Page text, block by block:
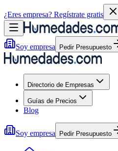
¿Eres empresa? Regístrate gratis
Soy empresa Pedir Presupuesto
Directorio de Empresas
Guías de Precios
Blog
Soy empresa Pedir Presupuesto